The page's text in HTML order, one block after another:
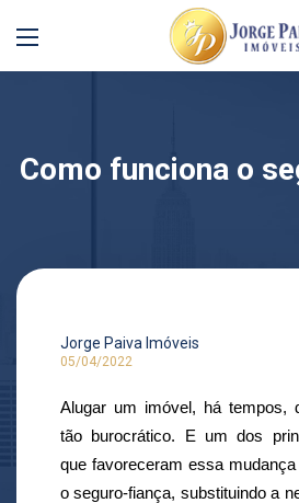
Como funciona o
Jorge Paiva Imóveis
05/04/2022
Alugar um imóvel, há tempos,
tão burocrático. E um dos
que favoreceram essa
o seguro-fiança, substituindo a